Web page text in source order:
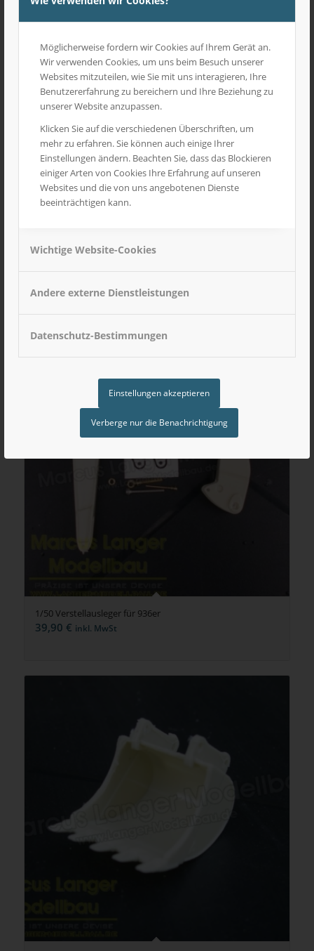
Möglicherweise fordern wir Cookies auf Ihrem Gerät an.
Wir verwenden Cookies, um uns beim Besuch unserer
Websites mitzuteilen, wie Sie mit uns interagieren, Ihre
Benutzererfahrung zu bereichern und Ihre Beziehung zu
unserer Website anzupassen.
Klicken Sie auf die verschiedenen Überschriften, um
mehr zu erfahren. Sie können auch einige Ihrer
Einstellungen ändern. Beachten Sie, dass das Blockieren
einiger Arten von Cookies Ihre Erfahrung auf unseren
Websites und die von uns angebotenen Dienste
beeinträchtigen kann.
Wichtige Website-Cookies
Andere externe Dienstleistungen
Datenschutz-Bestimmungen
Einstellungen akzeptieren
Verberge nur die Benachrichtigung
1/50 Verstellausleger für 936er
39,90 € inkl. MwSt